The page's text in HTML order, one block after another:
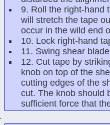
9. Roll the right-hand
will stretch the tape
occur in the wild end
10. Lock right-hand
11. Swing shear
12. Cut tape by
knob on top of the
cutting edges of the
cut. The knob should
sufficient force that
.